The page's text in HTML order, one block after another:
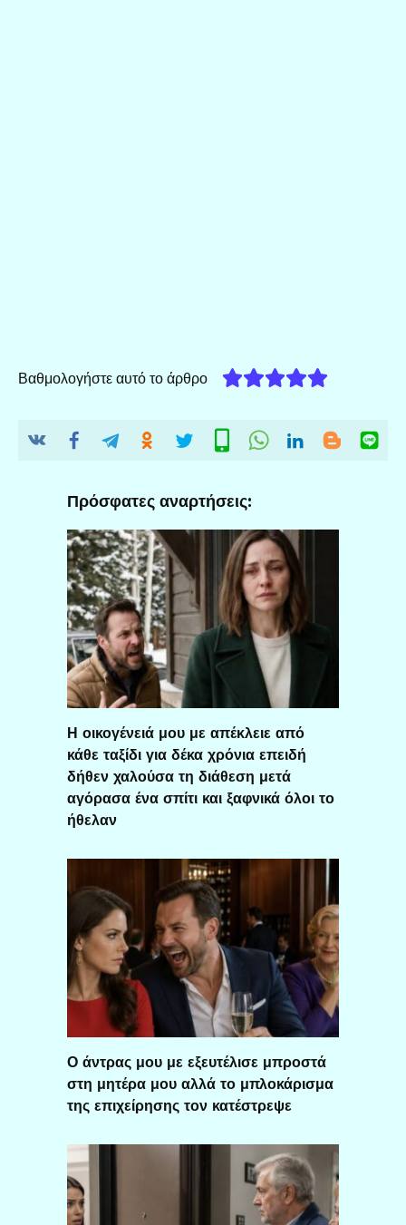
Βαθμολογήστε αυτό το άρθρο
Πρόσφατες αναρτήσεις:
Η οικογένειά μου με απέκλειε από
κάθε ταξίδι για δέκα χρόνια επειδή
δήθεν χαλούσα τη διάθεση μετά
αγόρασα ένα σπίτι και ξαφνικά όλοι το
ήθελαν
Ο άντρας μου με εξευτέλισε μπροστά
στη μητέρα μου αλλά το μπλοκάρισμα
της επιχείρησης τον κατέστρεψε